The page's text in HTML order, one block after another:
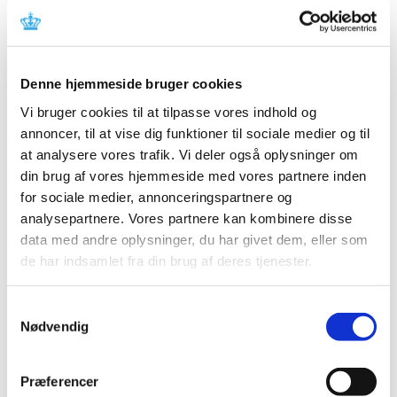
Denne hjemmeside bruger cookies
Vi bruger cookies til at tilpasse vores indhold og
annoncer, til at vise dig funktioner til sociale medier og til
at analysere vores trafik. Vi deler også oplysninger om
din brug af vores hjemmeside med vores partnere inden
for sociale medier, annonceringspartnere og
analysepartnere. Vores partnere kan kombinere disse
data med andre oplysninger, du har givet dem, eller som
de har indsamlet fra din brug af deres tjenester.
Nødvendig
Præferencer
til listen over lægemidler i forsyningssvigt, hvor …
|14. juni 2024|
2025. Bevillingen er opslået ledig efter Lov om…
Lægemiddelstyrelsen søger et nyt medlem
(repræsentant for sundhedspersoner) til Rådet
for Lægemiddelovervågning
|14. juni 2024|
God lægemiddelovervågning kræver et stærkt
Ny vejledning fra CMDv om indsendelse af
CMDv har offentliggjort en vejledning om indsendelse af